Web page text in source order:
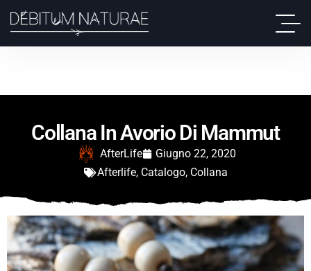
Collana In Avorio Di Mammut
AfterLife
Giugno 22, 2020
Afterlife, Catalogo, Collana